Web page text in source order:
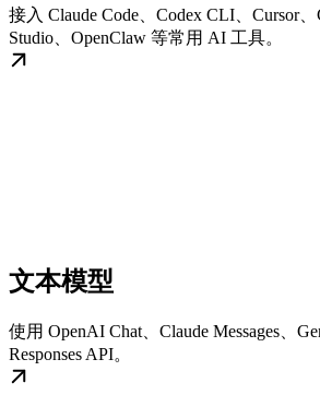
接入 Claude Code、Codex CLI、Cursor
Studio、OpenClaw 等常用 AI 工具。
文本模型
使用 OpenAI Chat、Claude Messages、
Responses API。